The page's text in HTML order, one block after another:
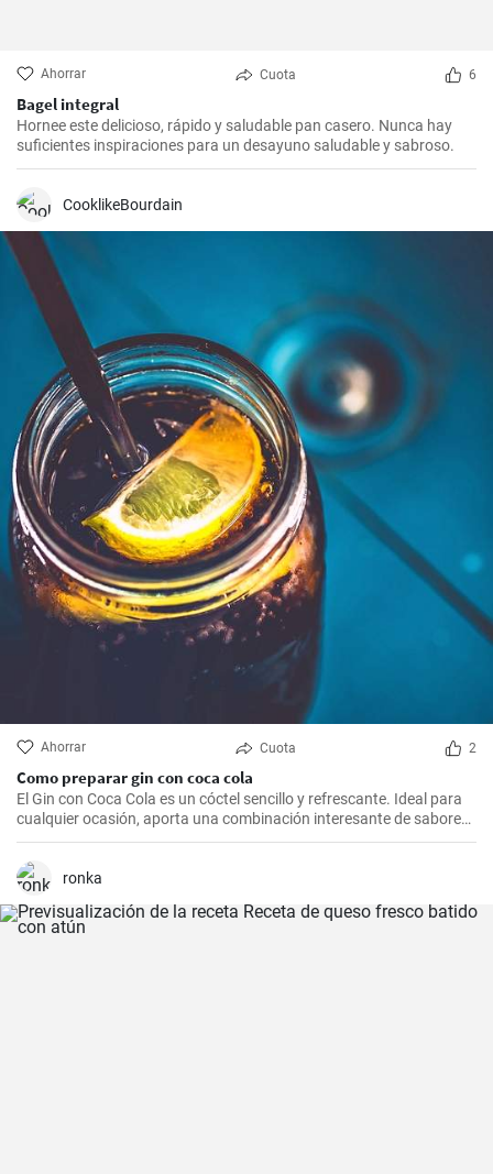
Ahorrar Cuota 6
Bagel integral
Hornee este delicioso, rápido y saludable pan casero. Nunca hay
suficientes inspiraciones para un desayuno saludable y sabroso.
CooklikeBourdain
Ahorrar Cuota 2
Como preparar gin con coca cola
El Gin con Coca Cola es un cóctel sencillo y refrescante. Ideal para
cualquier ocasión, aporta una combinación interesante de sabores
que resultarán del agrado para quienes disfrutan de bebidas
espirituosas mezcladas con refrescos. Aunque puede parecer poco
común mezclar gin con Coca Cola, esta receta puede sorprender
ronka